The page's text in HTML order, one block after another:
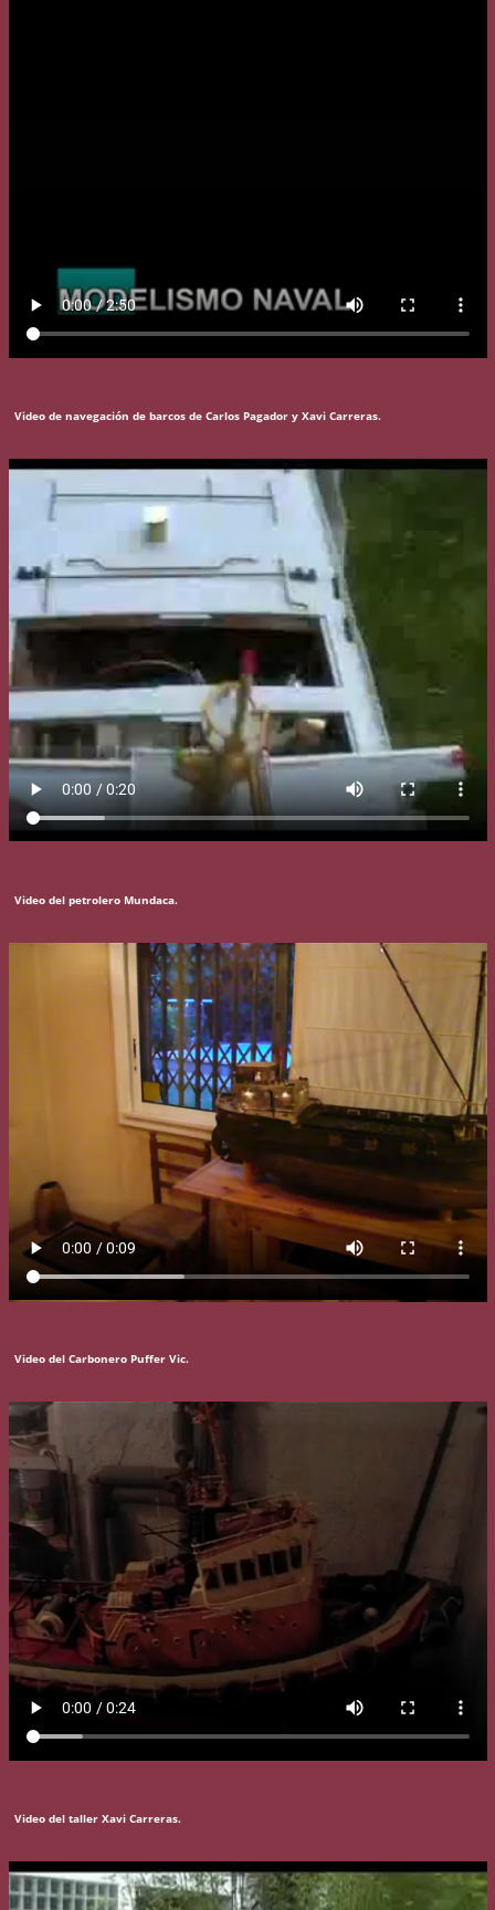
Video de navegación de barcos de Carlos Pagador y Xavi Carreras.
Video del petrolero Mundaca.
Video del Carbonero Puffer Vic.
Video del taller Xavi Carreras.